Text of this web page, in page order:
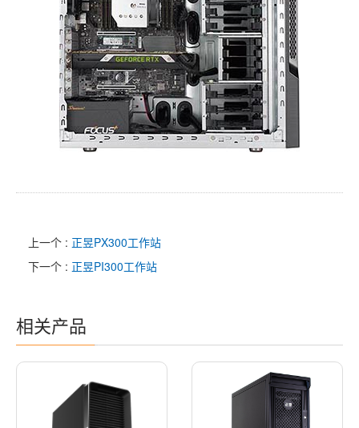
上一个 : 正昱PX300工作站
下一个 : 正昱PI300工作站
相关产品